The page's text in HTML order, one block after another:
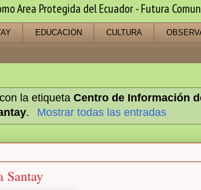
Area Protegida del Ecuador - Futura
EDUCACION CULTURA
la etiqueta Centro de Información
. Mostrar todas las entradas
Santay